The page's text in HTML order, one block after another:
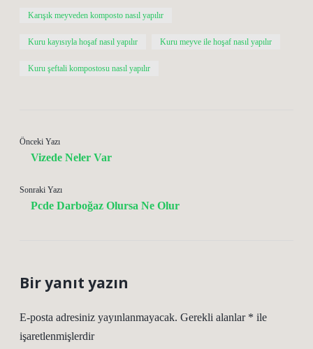
Karışık meyveden komposto nasıl yapılır
Kuru kayısıyla hoşaf nasıl yapılır Kuru meyve ile hoşaf nasıl yapılır
Kuru şeftali kompostosu nasıl yapılır
Önceki Yazı
Vizede Neler Var
Sonraki Yazı
Pcde Darboğaz Olursa Ne Olur
Bir yanıt yazın
E-posta adresiniz yayınlanmayacak. Gerekli alanlar * ile
işaretlenmişlerdir